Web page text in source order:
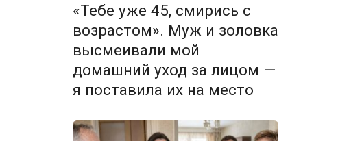
«Тебе уже 45, смирись с
возрастом». Муж и золовка
высмеивали мой
домашний уход за лицом —
я поставила их на место